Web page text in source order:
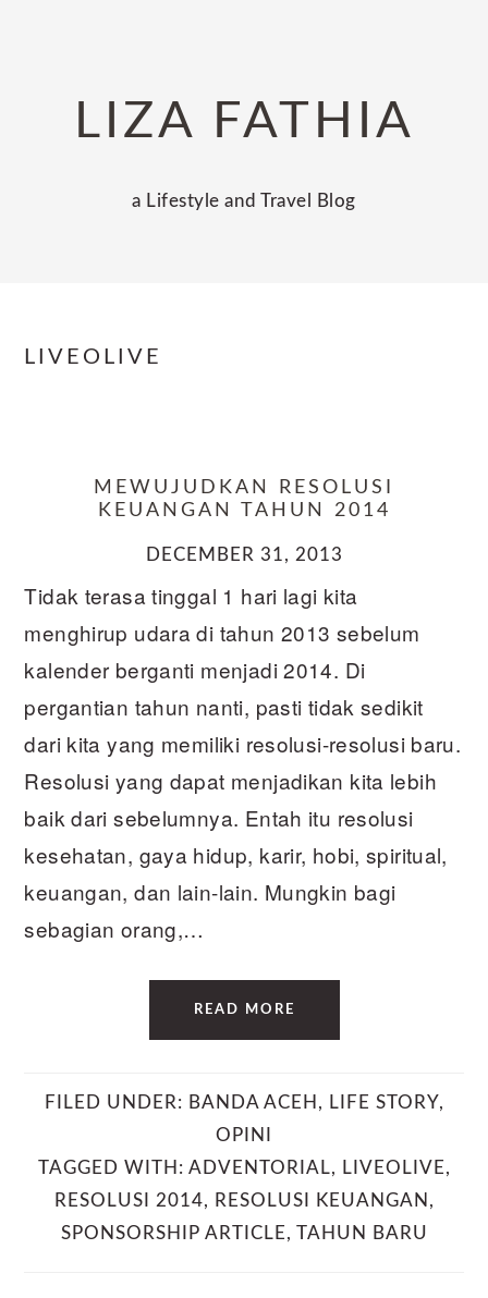
navigationLIZA FATHIA
a Lifestyle and Travel Blog
LIVEOLIVE
MEWUJUDKAN RESOLUSI
KEUANGAN TAHUN 2014
DECEMBER 31, 2013
Tidak terasa tinggal 1 hari lagi kita
menghirup udara di tahun 2013 sebelum
kalender berganti menjadi 2014. Di
pergantian tahun nanti, pasti tidak sedikit
dari kita yang memiliki resolusi-resolusi baru.
Resolusi yang dapat menjadikan kita lebih
baik dari sebelumnya. Entah itu resolusi
kesehatan, gaya hidup, karir, hobi, spiritual,
keuangan, dan lain-lain. Mungkin bagi
sebagian orang,…
READ MORE
FILED UNDER: BANDA ACEH , LIFE STORY,
OPINI
TAGGED WITH: ADVENTORIAL, LIVEOLIVE,
RESOLUSI 2014, RESOLUSI KEUANGAN ,
SPONSORSHIP ARTICLE, TAHUN BARU